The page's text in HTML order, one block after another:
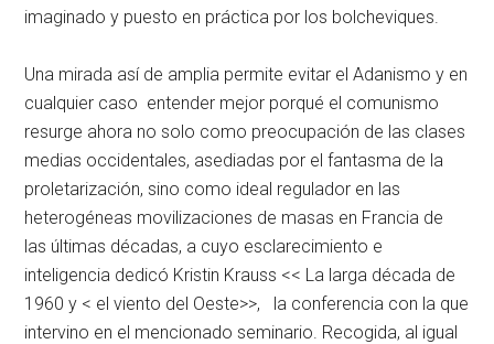
imaginado y puesto en práctica por los bolcheviques.
Una mirada así de amplia permite evitar el Adanismo y en
cualquier caso entender mejor porqué el comunismo
resurge ahora no solo como preocupación de las clases
medias occidentales, asediadas por el fantasma de la
proletarización, sino como ideal regulador en las
heterogéneas movilizaciones de masas en Francia de
las últimas décadas, a cuyo esclarecimiento e
inteligencia dedicó Kristin Krauss << La larga década de
1960 y < el viento del Oeste>>, la conferencia con la que
intervino en el mencionado seminario. Recogida, al igual